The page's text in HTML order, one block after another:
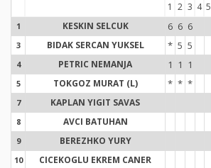
1 2 3 4 5
1 KESKIN SELCUK 6 6 6
3 BIDAK SERCAN YUKSEL * 5 5
4 PETRIC NEMANJA 1 1 1
5 TOKGOZ MURAT (L) * * *
7 KAPLAN YIGIT SAVAS
8 AVCI BATUHAN
9 BEREZHKO YURY
10 CICEKOGLU EKREM CANER